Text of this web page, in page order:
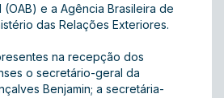
e a Agência Brasileira de
das Relações Exteriores.
na recepção dos
o secretário-geral da
Benjamin; a secretária-